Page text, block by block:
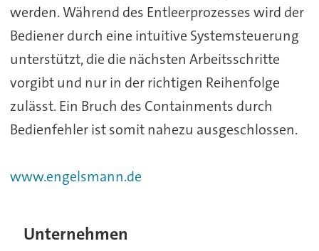
werden. Während des Entleerprozesses wird der
Bediener durch eine intuitive Systemsteuerung
unterstützt, die die nächsten Arbeitsschritte
vorgibt und nur in der richtigen Reihenfolge
zulässt. Ein Bruch des Containments durch
Bedienfehler ist somit nahezu ausgeschlossen.
www.engelsmann.de
Unternehmen